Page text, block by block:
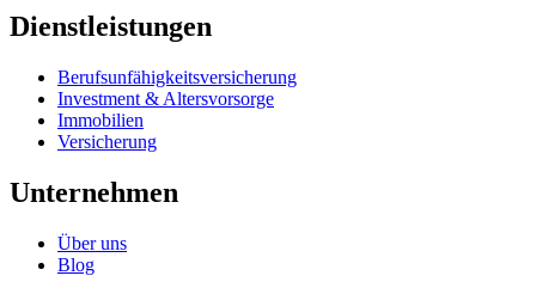
Dienstleistungen
Berufsunfähigkeits­versicherung
Investment & Altersvorsorge
Immobilien
Versicherung
Unternehmen
Über uns
Blog